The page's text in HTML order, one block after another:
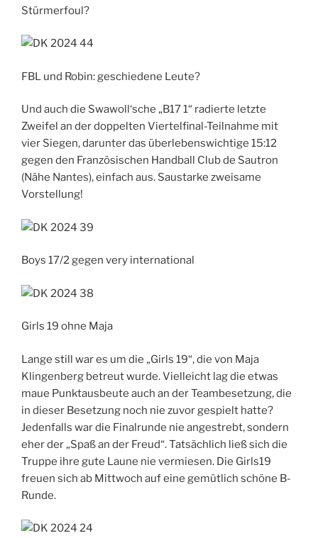
Stürmerfoul?
FBL und Robin: geschiedene Leute?
Und auch die Swawoll‘sche „B17 1“ radierte letzte
Zweifel an der doppelten Viertelfinal-Teilnahme mit
vier Siegen, darunter das überlebenswichtige 15:12
gegen den Französischen Handball Club de Sautron
(Nähe Nantes), einfach aus. Saustarke zweisame
Vorstellung!
Boys 17/2 gegen very international
Girls 19 ohne Maja
Lange still war es um die „Girls 19“, die von Maja
Klingenberg betreut wurde. Vielleicht lag die etwas
maue Punktausbeute auch an der Teambesetzung, die
in dieser Besetzung noch nie zuvor gespielt hatte?
Jedenfalls war die Finalrunde nie angestrebt, sondern
eher der „Spaß an der Freud“. Tatsächlich ließ sich die
Truppe ihre gute Laune nie vermiesen. Die Girls19
freuen sich ab Mittwoch auf eine gemütlich schöne B-
Runde.